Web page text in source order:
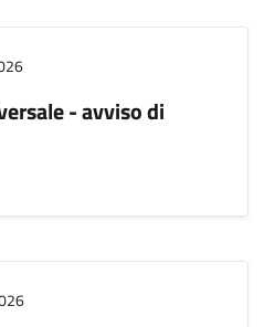
- avviso di